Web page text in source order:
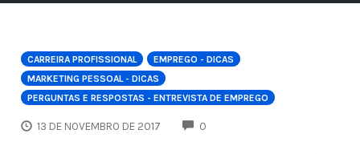
CARREIRA PROFISSIONAL
EMPREGO - DICAS
MARKETING PESSOAL - DICAS
PERGUNTAS E RESPOSTAS - ENTREVISTA DE EMPREGO
13 DE NOVEMBRO DE 2017 0